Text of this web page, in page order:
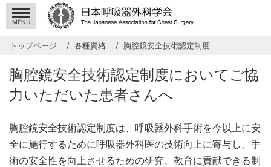
MENU
トップページ 各種資格 胸腔鏡安全技術認定制度
胸腔鏡安全技術認定制度においてご協
力いただいた患者さんへ
胸腔鏡安全技術認定制度は、呼吸器外科手術を今以上に安
全に施行するために呼吸器外科医の技術向上に寄与し、手
術の安全性を向上させるための研究、教育に貢献できる制